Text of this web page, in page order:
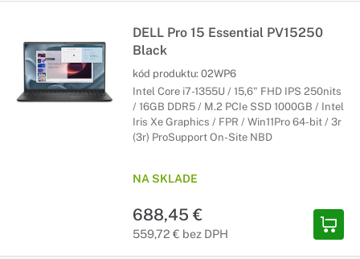
DELL Pro 15 Essential PV15250
Black
kód produktu: 02WP6
Intel Core i7-1355U / 15,6" FHD IPS 250nits
/ 16GB DDR5 / M.2 PCIe SSD 1000GB / Intel
Iris Xe Graphics / FPR / Win11Pro 64-bit / 3r
(3r) ProSupport On-Site NBD
NA SKLADE
688,45 €
559,72 € bez DPH